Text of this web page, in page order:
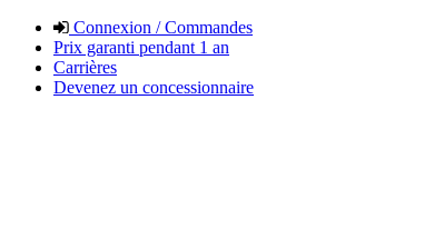
Connexion / Commandes
Prix garanti pendant 1 an
Carrières
Devenez un concessionnaire